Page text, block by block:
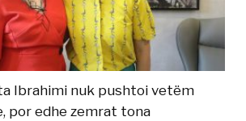
Ibrahimi nuk pushtoi vetëm
por edhe zemrat tona